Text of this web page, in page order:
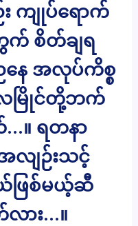
ကျုပ်ရောက်
စိတ်ချရ
ေ အလုပ်ကိစ္စ
လမြိုင်တို့ဘက်
။ ရတနာ
လျဉ်းသင့်
ဖြစ်မယ့်ဆီ
ား…။